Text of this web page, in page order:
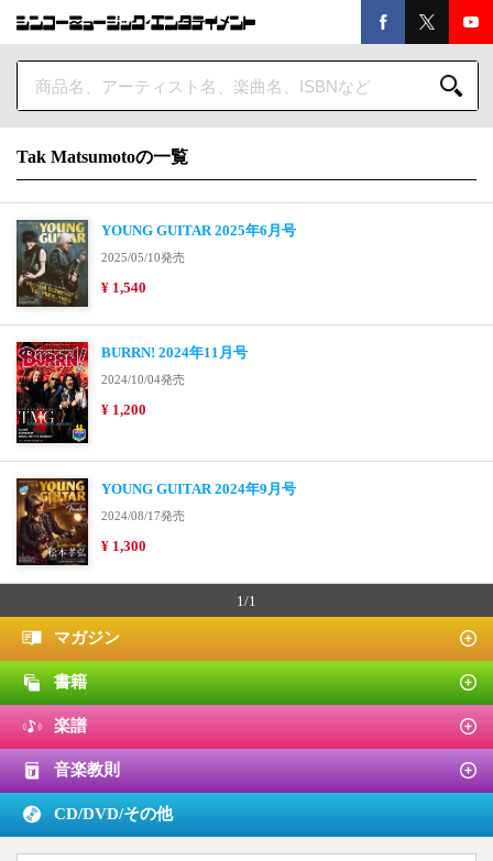
Tak Matsumotoの一覧
YOUNG GUITAR 2025年6月号
2025/05/10発売
¥ 1,540
BURRN! 2024年11月号
2024/10/04発売
¥ 1,200
YOUNG GUITAR 2024年9月号
2024/08/17発売
¥ 1,300
1/1
マガジン
書籍
楽譜
音楽教則
CD/DVD/その他